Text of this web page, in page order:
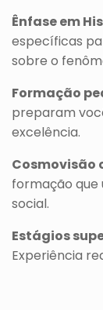
Ênfase em
específicas
sobre o
Formação
preparam
excelência.
Cosmovisão
formação que
social.
Estágios
Experiência